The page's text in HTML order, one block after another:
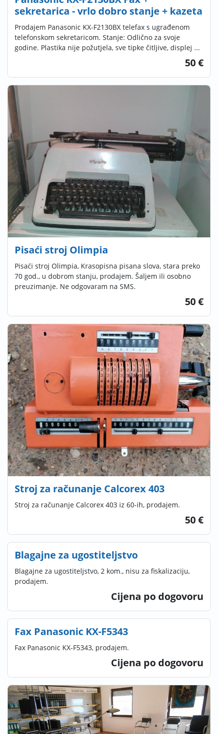
sekretarica - vrlo dobro stanje + kazeta
Prodajem Panasonic KX-F2130BX telefax s ugrađenom
telefonskom sekretaricom. Stanje: Odlično za svoje
godine. Plastika nije požutjela, sve tipke čitljive, displej ...
50 €
Pisaći stroj Olimpia
Pisaći stroj Olimpia, Krasopisna pisana slova, stara preko
70 god., u dobrom stanju, prodajem. Šaljem ili osobno
preuzimanje. Ne odgovaram na SMS.
50 €
Stroj za računanje Calcorex 403
Stroj za računanje Calcorex 403 iz 60-ih, prodajem.
50 €
Blagajne za ugostiteljstvo
Blagajne za ugostiteljstvo, 2 kom., nisu za fiskalizaciju,
prodajem.
Cijena po dogovoru
Fax Panasonic KX-F5343
Fax Panasonic KX-F5343, prodajem.
Cijena po dogovoru